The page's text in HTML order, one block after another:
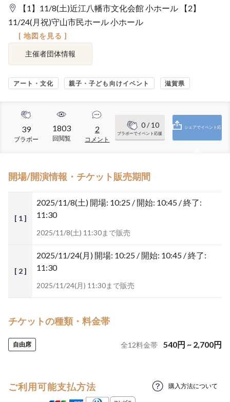
【1】11/8(土)近江八幡市文化会館 小ホール 【2】
11/24(月祝)守山市民ホール 小ホール
[ 地図を見る ]
主催者団体情報
アート・文化 親子・子ども向けイベント 滋賀県
39
ブラボー
1803
回閲覧
2
コメント
0/ 10
ブラボーでイベント応援
シェアでイベント応
開場/開演情報・チケット販売期間
[ 1 ]
2025/11/8(土) 開場: 10:25 / 開始: 10:45 / 終了:
11:30
2025/11/8(土) 11:30まで販売
[ 2 ]
2025/11/24(月) 開場: 10:25 / 開始: 10:45 / 終了:
11:30
2025/11/24(月) 11:30まで販売
チケットの種類・料金帯
自由席 全12料金帯 540円 ~ 2,700円
ご利用可能支払方法 購入方法について